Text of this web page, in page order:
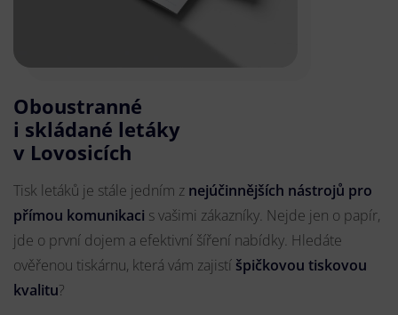
Oboustranné
i skládané letáky
v Lovosicích
Tisk letáků je stále jedním z nejúčinnějších nástrojů pro
přímou komunikaci s vašimi zákazníky. Nejde jen o papír,
jde o první dojem a efektivní šíření nabídky. Hledáte
ověřenou tiskárnu, která vám zajistí špičkovou tiskovou
kvalitu?